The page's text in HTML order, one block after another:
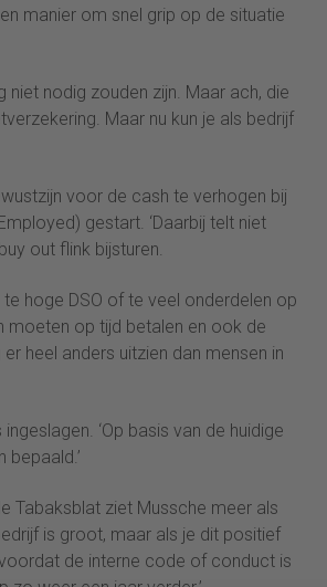
manier om snel grip op de situatie
niet nodig zouden zijn. Maar ach, die
Maar nu kun je als bedrijf
voor de cash te verhogen bij
gestart. ‘Daarbij telt niet
out flink bijsturen.
hoge DSO of te veel onderdelen op
moeten op tijd betalen en ook de
heel anders uitzien dan mensen in
‘Op basis van de huidige
Tabaksblat ziet Mussche meer als
is groot, maar als je dit positief
de interne code of conduct is